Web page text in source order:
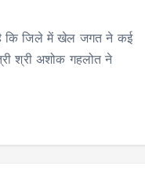
है कि जिले में खेल जगत ने कई
श्री अशोक गहलोत ने